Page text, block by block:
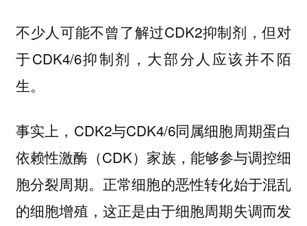
不少人可能不曾了解过CDK2抑制剂，但对
于CDK4/6抑制剂，大部分人应该并不陌
生。
事实上，CDK2与CDK4/6同属细胞周期蛋白
依赖性激酶（CDK）家族，能够参与调控细
胞分裂周期。正常细胞的恶性转化始于混乱
的细胞增殖，这正是由于细胞周期失调而发